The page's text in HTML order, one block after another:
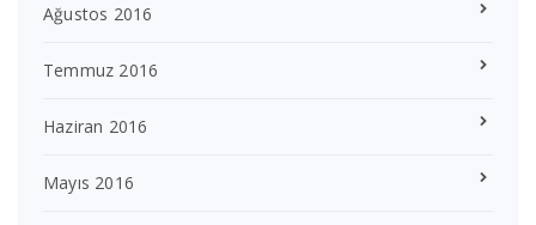
Ağustos 2016
Temmuz 2016
Haziran 2016
Mayıs 2016